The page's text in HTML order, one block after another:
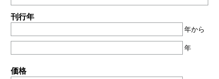
刊行年
年から
年
価格